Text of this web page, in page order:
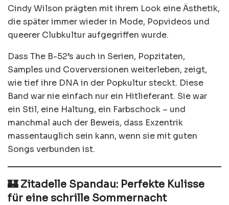
Cindy Wilson prägten mit ihrem Look eine Ästhetik,
die später immer wieder in Mode, Popvideos und
queerer Clubkultur aufgegriffen wurde.
Dass The B-52’s auch in Serien, Popzitaten,
Samples und Coverversionen weiterleben, zeigt,
wie tief ihre DNA in der Popkultur steckt. Diese
Band war nie einfach nur ein Hitlieferant. Sie war
ein Stil, eine Haltung, ein Farbschock – und
manchmal auch der Beweis, dass Exzentrik
massentauglich sein kann, wenn sie mit guten
Songs verbunden ist.
🏰 Zitadelle Spandau: Perfekte Kulisse
für eine schrille Sommernacht